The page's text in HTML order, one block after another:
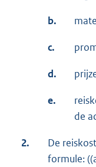
b.
c.
d.
e.
de
2.
De
formule: